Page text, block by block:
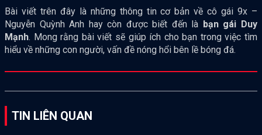
Bài viết trên đây là những thông tin cơ bản về cô gái 9x –
Nguyễn Quỳnh Anh hay còn được biết đến là bạn gái Duy
Mạnh. Mong rằng bài viết sẽ giúp ích cho bạn trong việc tìm
hiểu về những con người, vấn đề nóng hổi bên lề bóng đá.
TIN LIÊN QUAN